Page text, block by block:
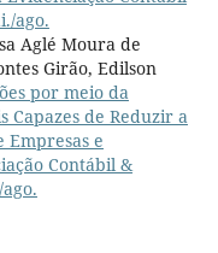
ago.
Aglé Moura de
Girão, Edilson
por meio da
Capazes de Reduzir a
e
Contábil &